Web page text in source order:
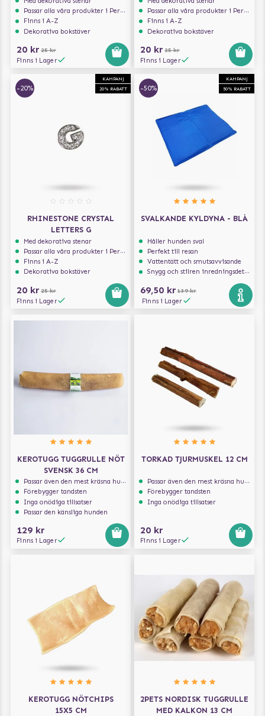
Passar alla våra produkter i Personalize serien
Finns i A-Z
Dekorativa bokstäver
20 kr 25 kr
Finns i Lager
Passar alla våra produkter i Personalize serien
Finns i A-Z
Dekorativa bokstäver
20 kr 25 kr
Finns i Lager
KAMPANJ
20% RABATT
-20%
RHINESTONE CRYSTAL
LETTERS G
Med dekorativa stenar
Passar alla våra produkter i Personalize serien
Finns i A-Z
Dekorativa bokstäver
20 kr 25 kr
Finns i Lager
KAMPANJ
50% RABATT
-50%
SVALKANDE KYLDYNA - BLÅ
Håller hunden sval
Perfekt till resan
Vattentätt och smutsavvisande
Snygg och stilren inredningsdetalj
69,50 kr 139 kr
Finns i Lager
KEROTUGG TUGGRULLE NÖT
SVENSK 36 CM
Passar även den mest kräsna hunden
Förebygger tandsten
Inga onödiga tillsatser
Passar den känsliga hunden
129 kr
Finns i Lager
TORKAD TJURMUSKEL 12 CM
Passar även den mest kräsna hunden
Förebygger tandsten
Inga onödiga tillsatser
20 kr
Finns i Lager
KEROTUGG NÖTCHIPS
15X5 CM
2PETS NORDISK TUGGRULLE
MED KALKON 13 CM